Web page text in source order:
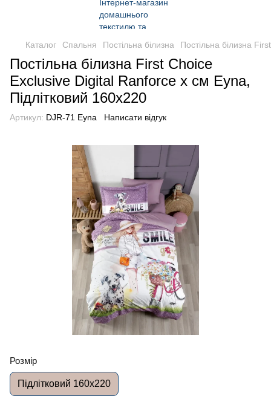
Каталог Спальня Постільна білизна Постільна білизна
Постільна білизна First Choice
Exclusive Digital Ranforce х см Eyna,
Підлітковий 160x220
Артикул: DJR-71 Eyna Написати відгук
Розмір
Підлітковий 160x220